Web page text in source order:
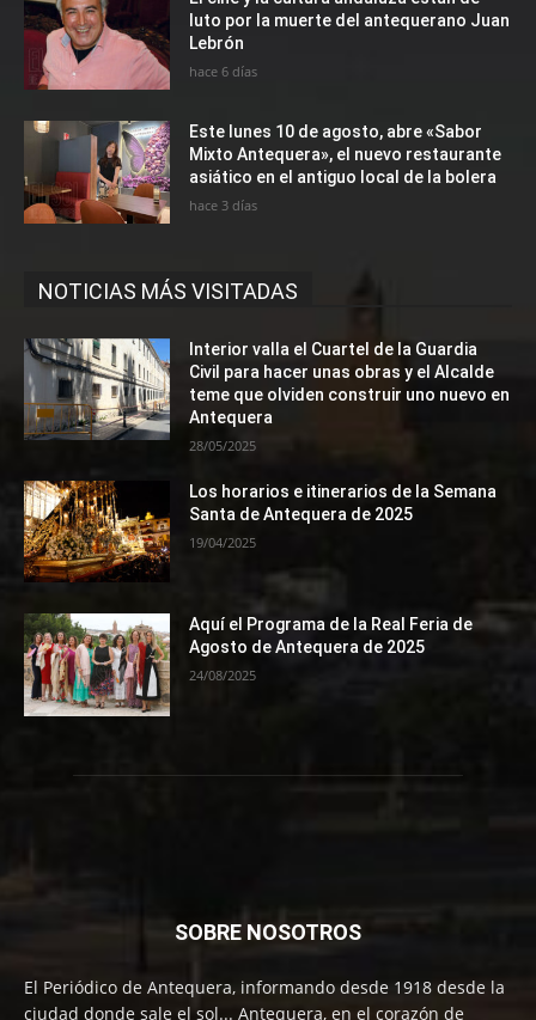
luto por la muerte del antequerano Juan
Lebrón
hace 6 días
Este lunes 10 de agosto, abre «Sabor
Mixto Antequera», el nuevo restaurante
asiático en el antiguo local de la bolera
hace 3 días
NOTICIAS MÁS VISITADAS
Interior valla el Cuartel de la Guardia
Civil para hacer unas obras y el Alcalde
teme que olviden construir uno nuevo en
Antequera
28/05/2025
Los horarios e itinerarios de la Semana
Santa de Antequera de 2025
19/04/2025
Aquí el Programa de la Real Feria de
Agosto de Antequera de 2025
24/08/2025
SOBRE NOSOTROS
El Periódico de Antequera, informando desde 1918 desde la
ciudad donde sale el sol... Antequera, en el corazón de